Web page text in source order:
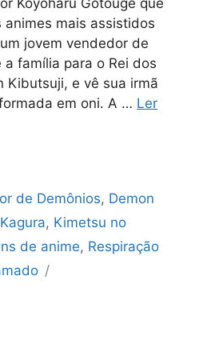
animes mais assistidos
jovem vendedor de
família para o Rei dos
Kibutsuji, e vê sua irmã
em oni. A … Ler
de Demônios, Demon
, Kimetsu no
de anime, Respiração